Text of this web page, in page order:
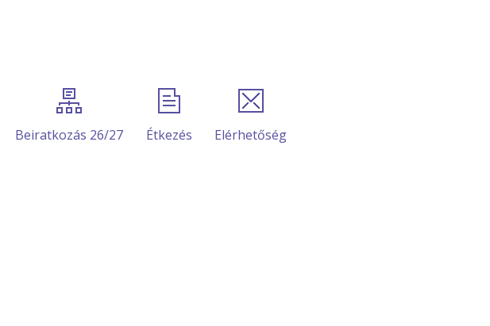
Beiratkozás 26/27 Étkezés Elérhetőség